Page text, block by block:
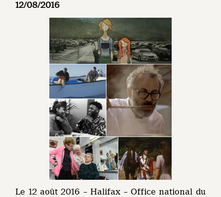
12/08/2016
Le 12 août 2016 – Halifax – Office national du